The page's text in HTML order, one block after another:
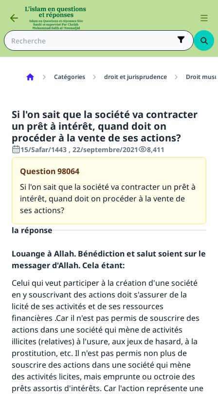
Catégories droit et jurisprudence Droit
Si l'on sait que la société va contracter
un prêt à intérêt, quand doit on
procéder à la vente de ses actions?
15/Safar/1443 , 22/septembre/2021 8,411
Question98064
Si l'on sait que la société va contracter un prêt à
intérêt, quand doit on procéder à la vente de
ses actions?
la réponse
Louange à Allah. Bénédiction et salut soient sur le
messager d'Allah. Cela étant:
Celui qui veut participer à la création d'une société
en y souscrivant des actions doit s'assurer de la
licité de ses activités et de ses ressources
financières .Car il n'est pas permis de souscrire des
actions dans une société qui mène de activités
illicites (relatives) à l'usure, aux jeux de hasard, à la
prostitution, etc. Il n'est pas permis non plus de
souscrire des actions dans une société qui mène
des activités licites, mais emprunte ou octroie des
prêts assortis d'intérêts. Car l'action représente une